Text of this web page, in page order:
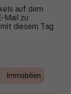
auf dem
Mail zu
diesem Tag
Immobilien